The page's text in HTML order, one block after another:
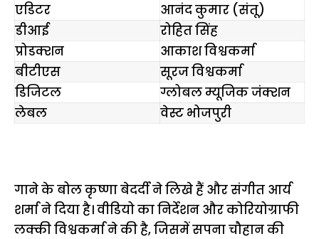
एडिटर
आनंद कुमार (संतू)
डीआई
रोहित सिंह
प्रोडक्शन
आकाश विश्वकर्मा
बीटीएस
सूरज विश्वकर्मा
डिजिटल
ग्लोबल म्यूजिक जंक्शन
लेबल
वेस्ट भोजपुरी
गाने के बोल कृष्णा बेदर्दी ने लिखे हैं और संगीत आर्य
शर्मा ने दिया है। वीडियो का निर्देशन और कोरियोग्राफी
लक्की विश्वकर्मा ने की है, जिसमें सपना चौहान की